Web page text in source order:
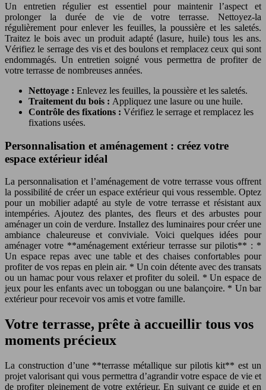
Un entretien régulier est essentiel pour maintenir l’aspect et
prolonger la durée de vie de votre terrasse. Nettoyez-la
régulièrement pour enlever les feuilles, la poussière et les saletés.
Traitez le bois avec un produit adapté (lasure, huile) tous les ans.
Vérifiez le serrage des vis et des boulons et remplacez ceux qui sont
endommagés. Un entretien soigné vous permettra de profiter de
votre terrasse de nombreuses années.
Nettoyage : Enlevez les feuilles, la poussière et les saletés.
Traitement du bois : Appliquez une lasure ou une huile.
Contrôle des fixations : Vérifiez le serrage et remplacez les
fixations usées.
Personnalisation et aménagement : créez votre
espace extérieur idéal
La personnalisation et l’aménagement de votre terrasse vous offrent
la possibilité de créer un espace extérieur qui vous ressemble. Optez
pour un mobilier adapté au style de votre terrasse et résistant aux
intempéries. Ajoutez des plantes, des fleurs et des arbustes pour
aménager un coin de verdure. Installez des luminaires pour créer une
ambiance chaleureuse et conviviale. Voici quelques idées pour
aménager votre **aménagement extérieur terrasse sur pilotis** : *
Un espace repas avec une table et des chaises confortables pour
profiter de vos repas en plein air. * Un coin détente avec des transats
ou un hamac pour vous relaxer et profiter du soleil. * Un espace de
jeux pour les enfants avec un toboggan ou une balançoire. * Un bar
extérieur pour recevoir vos amis et votre famille.
Votre terrasse, prête à accueillir tous vos
moments précieux
La construction d’une **terrasse métallique sur pilotis kit** est un
projet valorisant qui vous permettra d’agrandir votre espace de vie et
de profiter pleinement de votre extérieur. En suivant ce guide et en